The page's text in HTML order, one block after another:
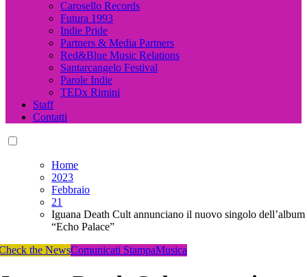
Carosello Records
Futura 1993
Indie Pride
Partners & Media Partners
Red&Blue Music Relations
Santarcangelo Festival
Parole Indie
TEDx Rimini
Staff
Contatti
Home
2023
Febbraio
21
Iguana Death Cult annunciano il nuovo singolo dell’album
“Echo Palace”
the NewsComunicati StampaMusica